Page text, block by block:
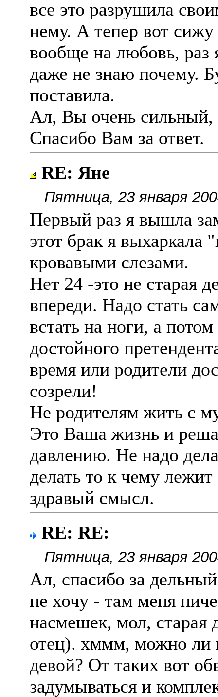
все это разрушила
нему. А тепер вот
вообще на любовь, раз
даже не знаю почему.
поставила.
Ал, Вы очень сильный,
Спасибо Вам за ответ.
RE: Яне
Пятница, 23 января
Первый раз я вышла
этот брак я выхаркала
кровавыми слезами.
Нет 24 -это не старая
впереди. Надо стать
встать на ноги, а
достойного
время или родители
созрели!
Не родителям жить с
Это Ваша жизнь и
давлению. Не надо
делать то к чему
здравый смысл.
RE: RE:
Пятница, 23 января
Ал, спасибо за
не хочу - там меня
насмешек, мол, старая
отец). хммм, можно ли
девой? От таких вот
задумываться и